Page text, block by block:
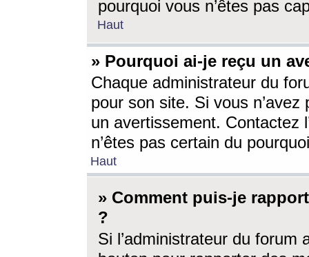
pourquoi vous n’êtes pas
Haut
» Pourquoi ai-je reçu un
Chaque administrateur du
pour son site. Si vous
un avertissement. Contactez
n’êtes pas certain du
Haut
» Comment puis-je
?
Si l’administrateur du forum